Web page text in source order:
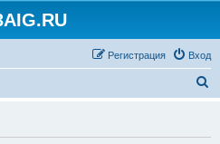
Вход
Регистрация